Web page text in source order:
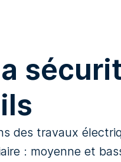
des travaux
: moyenne et